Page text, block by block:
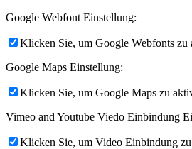
Google Webfont Einstellung:
Klicken Sie, um Google Webfonts zu
Google Maps Einstellung:
Klicken Sie, um Google Maps zu
Vimeo and Youtube Viedo Einbindung
Klicken Sie, um Video Einbindung